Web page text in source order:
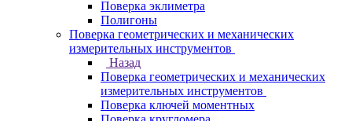
Поверка эклиметра
Полигоны
Поверка геометрических и механических
измерительных инструментов
Назад
Поверка геометрических и механических
измерительных инструментов
Поверка ключей моментных